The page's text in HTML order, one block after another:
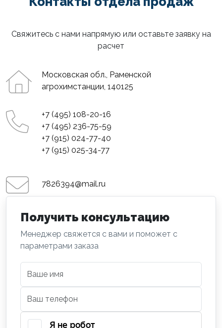
Свяжитесь с нами напрямую или оставьте заявку на
расчет
Московская обл., Раменской
агрохимстанции, 140125
+7 (495) 108-20-16
+7 (495) 236-75-59
+7 (915) 024-77-40
+7 (915) 025-34-77
7826394@mail.ru
Получить консультацию
Менеджер свяжется с вами и поможет с
параметрами заказа